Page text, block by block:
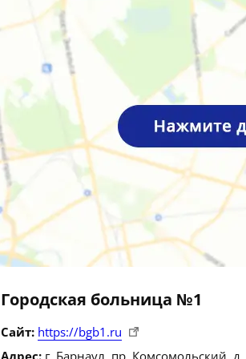
Городская больница №1
Сайт: https://bgb1.ru
Адрес: г. Барнаул, пр. Комсомольский,